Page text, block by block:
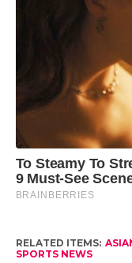
RELATED ITEMS:
SPORTS NEWS